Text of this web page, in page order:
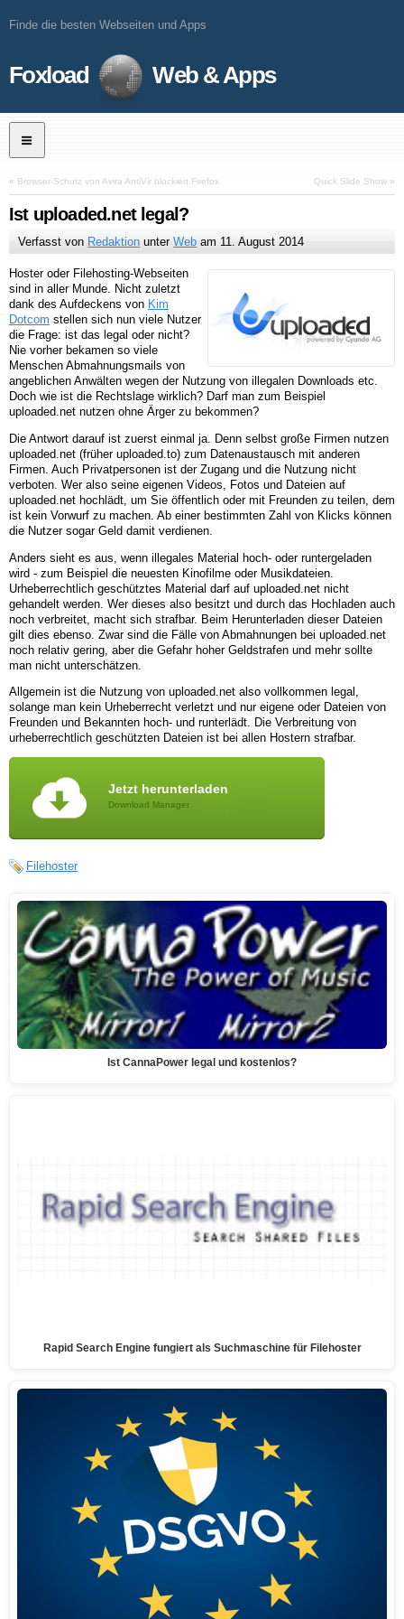
Finde die besten Webseiten und Apps
Foxload Web & Apps
« Browser-Schutz von Avira AntiVir blockiert Firefox Quick Slide Show »
Ist uploaded.net legal?
Verfasst von Redaktion unterWeb am 11. August 2014
Hoster oder Filehosting-Webseiten
sind in aller Munde. Nicht zuletzt
dank des Aufdeckens von Kim
Dotcom stellen sich nun viele Nutzer
die Frage: ist das legal oder nicht?
Nie vorher bekamen so viele
Menschen Abmahnungsmails von
angeblichen Anwälten wegen der Nutzung von illegalen Downloads etc.
Doch wie ist die Rechtslage wirklich? Darf man zum Beispiel
uploaded.net nutzen ohne Ärger zu bekommen?
Die Antwort darauf ist zuerst einmal ja. Denn selbst große Firmen nutzen
uploaded.net (früher uploaded.to) zum Datenaustausch mit anderen
Firmen. Auch Privatpersonen ist der Zugang und die Nutzung nicht
verboten. Wer also seine eigenen Videos, Fotos und Dateien auf
uploaded.net hochlädt, um Sie öffentlich oder mit Freunden zu teilen, dem
ist kein Vorwurf zu machen. Ab einer bestimmten Zahl von Klicks können
die Nutzer sogar Geld damit verdienen.
Anders sieht es aus, wenn illegales Material hoch- oder runtergeladen
wird - zum Beispiel die neuesten Kinofilme oder Musikdateien.
Urheberrechtlich geschütztes Material darf auf uploaded.net nicht
gehandelt werden. Wer dieses also besitzt und durch das Hochladen auch
noch verbreitet, macht sich strafbar. Beim Herunterladen dieser Dateien
gilt dies ebenso. Zwar sind die Fälle von Abmahnungen bei uploaded.net
noch relativ gering, aber die Gefahr hoher Geldstrafen und mehr sollte
man nicht unterschätzen.
Allgemein ist die Nutzung von uploaded.net also vollkommen legal,
solange man kein Urheberrecht verletzt und nur eigene oder Dateien von
Freunden und Bekannten hoch- und runterlädt. Die Verbreitung von
urheberrechtlich geschützten Dateien ist bei allen Hostern strafbar.
Jetzt herunterladen
Download Manager
Filehoster
Ist CannaPower legal und kostenlos?
Rapid Search Engine fungiert als Suchmaschine für Filehoster